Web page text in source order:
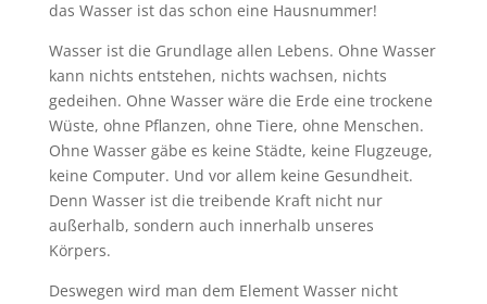
das Wasser ist das schon eine Hausnummer!
Wasser ist die Grundlage allen Lebens. Ohne Wasser
kann nichts entstehen, nichts wachsen, nichts
gedeihen. Ohne Wasser wäre die Erde eine trockene
Wüste, ohne Pflanzen, ohne Tiere, ohne Menschen.
Ohne Wasser gäbe es keine Städte, keine Flugzeuge,
keine Computer. Und vor allem keine Gesundheit.
Denn Wasser ist die treibende Kraft nicht nur
außerhalb, sondern auch innerhalb unseres
Körpers.
Deswegen wird man dem Element Wasser nicht